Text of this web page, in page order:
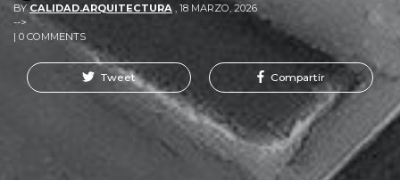
BYCALIDAD.ARQUITECTURA
18 MARZO, 2026
-->
| 0 COMMENTS
Tweet Compartir